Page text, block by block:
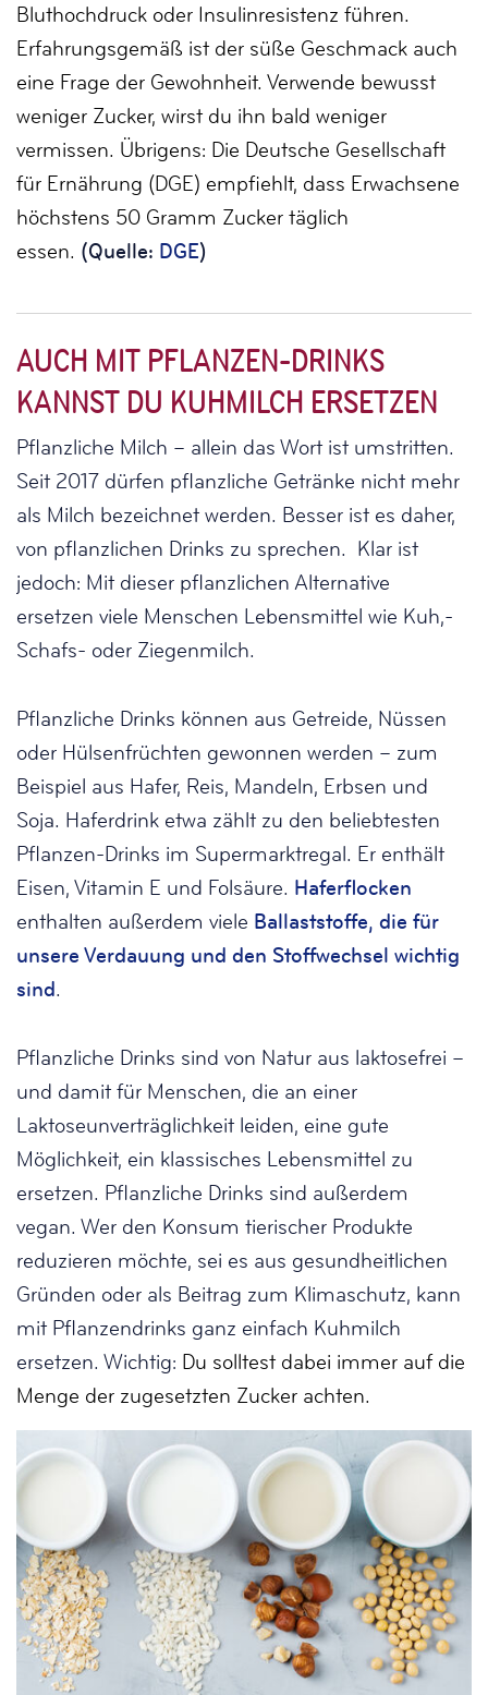
Bluthochdruck oder Insulinresistenz führen.
Erfahrungsgemäß ist der süße Geschmack auch
eine Frage der Gewohnheit. Verwende bewusst
weniger Zucker, wirst du ihn bald weniger
vermissen. Übrigens: Die Deutsche Gesellschaft
für Ernährung (DGE) empfiehlt, dass Erwachsene
höchstens 50 Gramm Zucker täglich
essen. (Quelle: DGE)
AUCH MIT PFLANZEN-DRINKS
KANNST DU KUHMILCH ERSETZEN
Pflanzliche Milch – allein das Wort ist umstritten.
Seit 2017 dürfen pflanzliche Getränke nicht mehr
als Milch bezeichnet werden. Besser ist es daher,
von pflanzlichen Drinks zu sprechen. Klar ist
jedoch: Mit dieser pflanzlichen Alternative
ersetzen viele Menschen Lebensmittel wie Kuh,-
Schafs- oder Ziegenmilch.
Pflanzliche Drinks können aus Getreide, Nüssen
oder Hülsenfrüchten gewonnen werden – zum
Beispiel aus Hafer, Reis, Mandeln, Erbsen und
Soja. Haferdrink etwa zählt zu den beliebtesten
Pflanzen-Drinks im Supermarktregal. Er enthält
Eisen, Vitamin E und Folsäure. Haferflocken
enthalten außerdem viele Ballaststoffe, die für
unsere Verdauung und den Stoffwechsel wichtig
sind.
Pflanzliche Drinks sind von Natur aus laktosefrei –
und damit für Menschen, die an einer
Laktoseunverträglichkeit leiden, eine gute
Möglichkeit, ein klassisches Lebensmittel zu
ersetzen. Pflanzliche Drinks sind außerdem
vegan. Wer den Konsum tierischer Produkte
reduzieren möchte, sei es aus gesundheitlichen
Gründen oder als Beitrag zum Klimaschutz, kann
mit Pflanzendrinks ganz einfach Kuhmilch
ersetzen. Wichtig: Du solltest dabei immer auf die
Menge der zugesetzten Zucker achten.